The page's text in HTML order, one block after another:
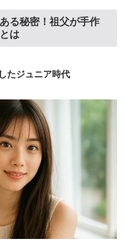
る秘密！祖父が手作
は
たジュニア時代